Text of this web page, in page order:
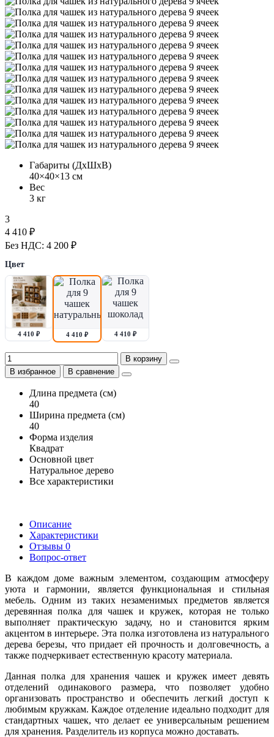
Габариты (ДхШхВ)
40×40×13 см
Вес
3 кг
3
4 410 ₽
Без НДС: 4 200 ₽
Цвет
4 410 ₽ 4 410 ₽ 4 410 ₽
В корзину
В избранное
В сравнение
Длина предмета (см)
40
Ширина предмета (см)
40
Форма изделия
Квадрат
Основной цвет
Натуральное дерево
Все характеристики
Описание
Характеристики
Отзывы 0
Вопрос-ответ
В каждом доме важным элементом, создающим атмосферу
уюта и гармонии, является функциональная и стильная
мебель. Одним из таких незаменимых предметов является
деревянная полка для чашек и кружек, которая не только
выполняет практическую задачу, но и становится ярким
акцентом в интерьере. Эта полка изготовлена из натурального
дерева березы, что придает ей прочность и долговечность, а
также подчеркивает естественную красоту материала.
Данная полка для хранения чашек и кружек имеет девять
отделений одинакового размера, что позволяет удобно
организовать пространство и обеспечить легкий доступ к
любимым кружкам. Каждое отделение идеально подходит для
стандартных чашек, что делает ее универсальным решением
для хранения. Разделитель из корпуса можно доставать.